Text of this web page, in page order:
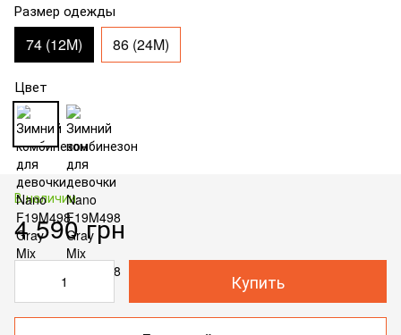
Размер одежды
74 (12M) 86 (24M)
Цвет
В наличии
4 590 грн
Купить